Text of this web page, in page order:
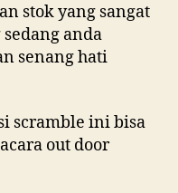
stok yang sangat
anda
senang hati
scramble ini bisa
out door